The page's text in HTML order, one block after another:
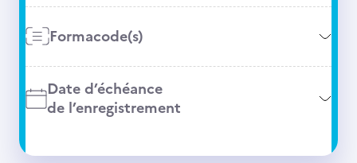
Formacode(s)
Date d’échéance
de l’enregistrement